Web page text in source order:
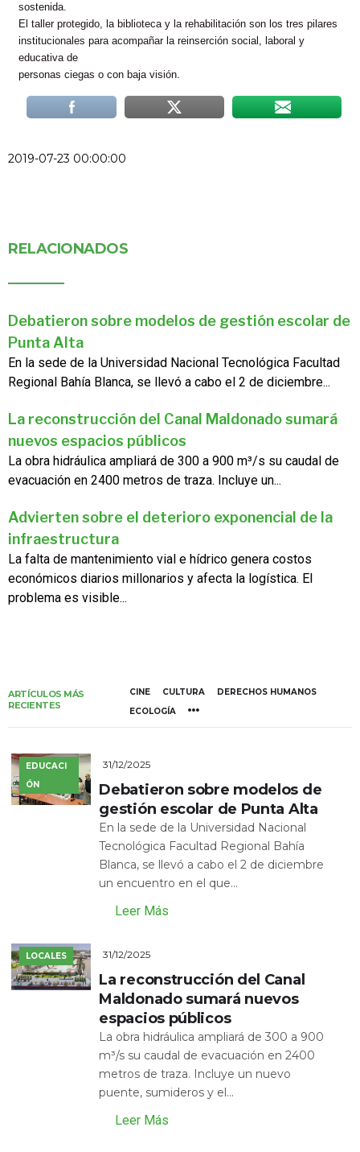
sostenida.
El taller protegido, la biblioteca y la rehabilitación son los tres pilares
institucionales para acompañar la reinserción social, laboral y
educativa de
personas ciegas o con baja visión.
2019-07-23 00:00:00
RELACIONADOS
Debatieron sobre modelos de gestión escolar de
Punta Alta
En la sede de la Universidad Nacional Tecnológica Facultad
Regional Bahía Blanca, se llevó a cabo el 2 de diciembre...
La reconstrucción del Canal Maldonado sumará
nuevos espacios públicos
La obra hidráulica ampliará de 300 a 900 m³/s su caudal de
evacuación en 2400 metros de traza. Incluye un...
Advierten sobre el deterioro exponencial de la
infraestructura
La falta de mantenimiento vial e hídrico genera costos
económicos diarios millonarios y afecta la logística. El
problema es visible...
ARTÍCULOS MÁS
RECIENTES
CINE CULTURA
DERECHOS HUMANOS
ECOLOGÍA
EDUCACI
ÓN
31/12/2025
Debatieron sobre modelos de
gestión escolar de Punta Alta
En la sede de la Universidad Nacional
Tecnológica Facultad Regional Bahía
Blanca, se llevó a cabo el 2 de diciembre
un encuentro en el que...
Leer Más
LOCALES 31/12/2025
La reconstrucción del Canal
Maldonado sumará nuevos
espacios públicos
La obra hidráulica ampliará de 300 a 900
m³/s su caudal de evacuación en 2400
metros de traza. Incluye un nuevo
puente, sumideros y el...
Leer Más